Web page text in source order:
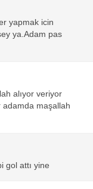
yapmak icin
ya.Adam pas
alıyor veriyor
adamda maşallah
gol attı yine